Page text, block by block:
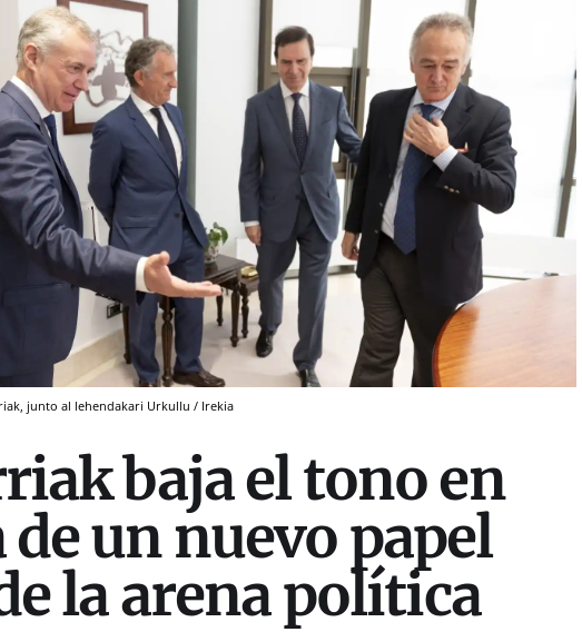
junto al lehendakari Urkullu / Irekia
baja el tono en
de un nuevo papel
la arena política